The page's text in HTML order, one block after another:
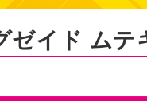
ゼイド ムテ